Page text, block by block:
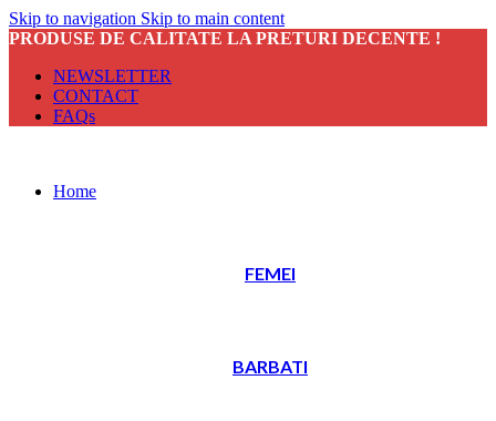
Skip to navigation Skip to main content
PRODUSE DE CALITATE LA PRETURI DECENTE !
NEWSLETTER
CONTACT
FAQs
Home
FEMEI
BARBATI